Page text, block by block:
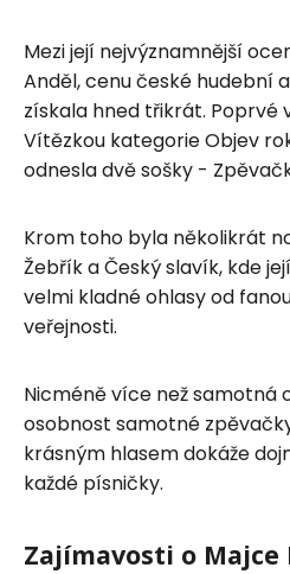
Mezi její nejvýznamnější
Anděl, cenu české hudební
získala hned třikrát. Poprvé
Vítězkou kategorie Objev
odnesla dvě sošky -
Krom toho byla několikrát
Žebřík a Český slavík, kde
velmi kladné ohlasy od
veřejnosti.
Nicméně více než samotná
osobnost samotné
krásným hlasem dokáže
každé písničky.
Zajímavosti o Majce